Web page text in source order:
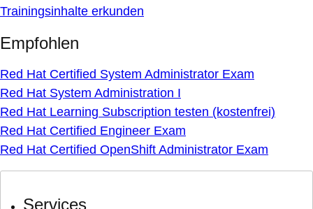
Trainingsinhalte erkunden
Empfohlen
Red Hat Certified System Administrator Exam
Red Hat System Administration I
Red Hat Learning Subscription testen (kostenfrei)
Red Hat Certified Engineer Exam
Red Hat Certified OpenShift Administrator Exam
Services